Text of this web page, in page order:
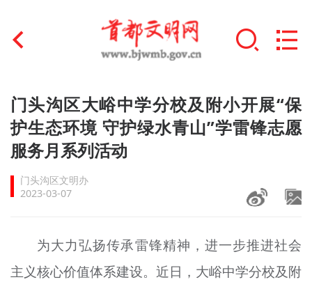
首页
文明创建
+
文明实践
文明培育
+
榜样人物
+
门头沟区大峪中学分校及附小开展“保
护生态环境 守护绿水青山”学雷锋志愿
服务月系列活动
门头沟区文明办
2023-03-07
为大力弘扬传承雷锋精神，进一步推进社会
主义核心价值体系建设。近日，大峪中学分校及附